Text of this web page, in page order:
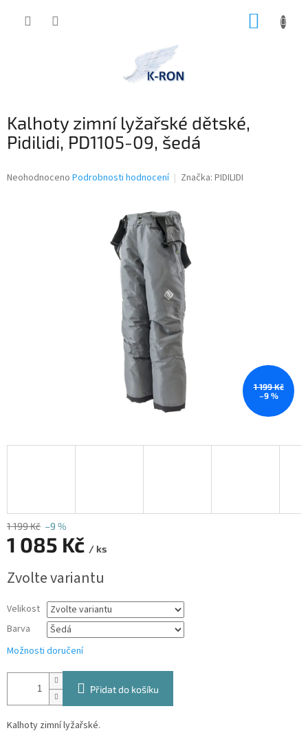
Kalhoty zimní lyžařské dětské,
Pidilidi, PD1105-09, šedá
Průměrné
Neohodnoceno Podrobnosti hodnocení Značka: PIDILIDI
1 199 Kč
–9 %
1 199 Kč –9 %
1 085 Kč / ks
cena:
Zvolte variantu
Velikost
Barva
Možnosti doručení
Přidat do košíku
Kalhoty zimní lyžařské.